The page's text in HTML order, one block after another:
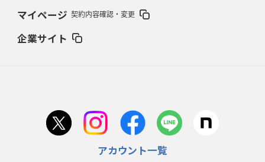
2026年2月5日(木)更新
占い方
首位スピアーズ、充実の攻撃力 「湧き出る」パスでトライ量産
マイページ 契約内容確認・変更
企業サイト
アカウント一覧